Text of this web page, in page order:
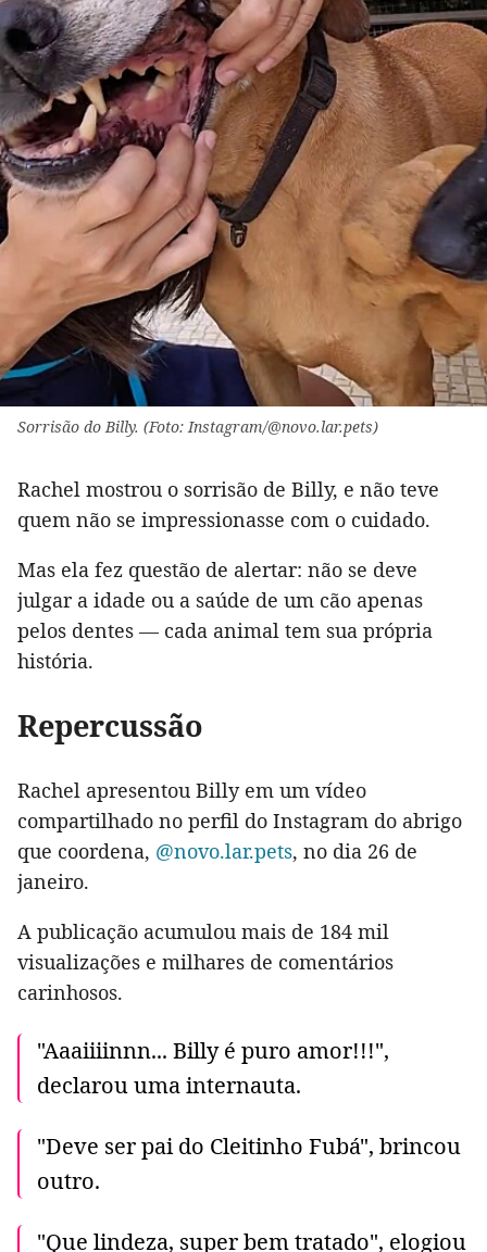
Sorrisão do Billy. (Foto: Instagram/@novo.lar.pets)
Rachel mostrou o sorrisão de Billy, e não teve
quem não se impressionasse com o cuidado.
Mas ela fez questão de alertar: não se deve
julgar a idade ou a saúde de um cão apenas
pelos dentes — cada animal tem sua própria
história.
Repercussão
Rachel apresentou Billy em um vídeo
compartilhado no perfil do Instagram do abrigo
que coordena, @novo.lar.pets, no dia 26 de
janeiro.
A publicação acumulou mais de 184 mil
visualizações e milhares de comentários
carinhosos.
"Aaaiiiinnn... Billy é puro amor!!!",
declarou uma internauta.
"Deve ser pai do Cleitinho Fubá", brincou
outro.
"Que lindeza, super bem tratado", elogiou